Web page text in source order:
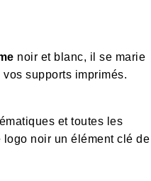
noir et blanc, il se marie
supports imprimés.
et toutes les
noir un élément clé de